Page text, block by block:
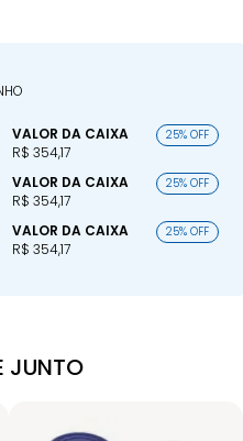
VALOR DA CAIXA
R$ 354,17
25% OFF
VALOR DA CAIXA
R$ 354,17
25% OFF
VALOR DA CAIXA
R$ 354,17
25% OFF
JUNTO